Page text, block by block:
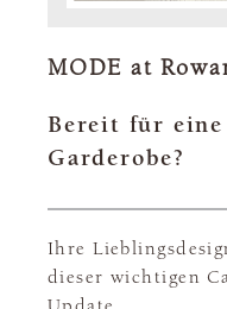
MODE at
Bereit für
Garderobe?
Ihre
dieser wichtigen